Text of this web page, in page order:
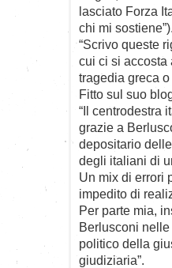
lasciato Forza
chi mi
“Scrivo queste
cui ci si accosta
tragedia greca
Fitto sul suo
“Il centrodestra
grazie a
depositario
degli italiani di
Un mix di errori
impedito di
Per parte mia,
Berlusconi
politico della
giudiziaria”.